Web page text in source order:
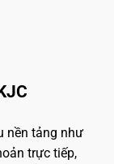
nền tảng như
trực tiếp,